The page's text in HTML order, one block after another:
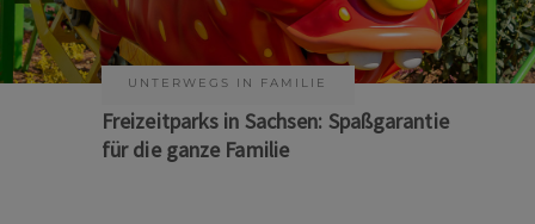
KUNST & KULTUR
Sommer auf Sachsens Theaterbühnen